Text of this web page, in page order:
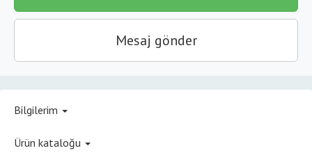
Mesaj gönder
Bilgilerim
Ürün kataloğu